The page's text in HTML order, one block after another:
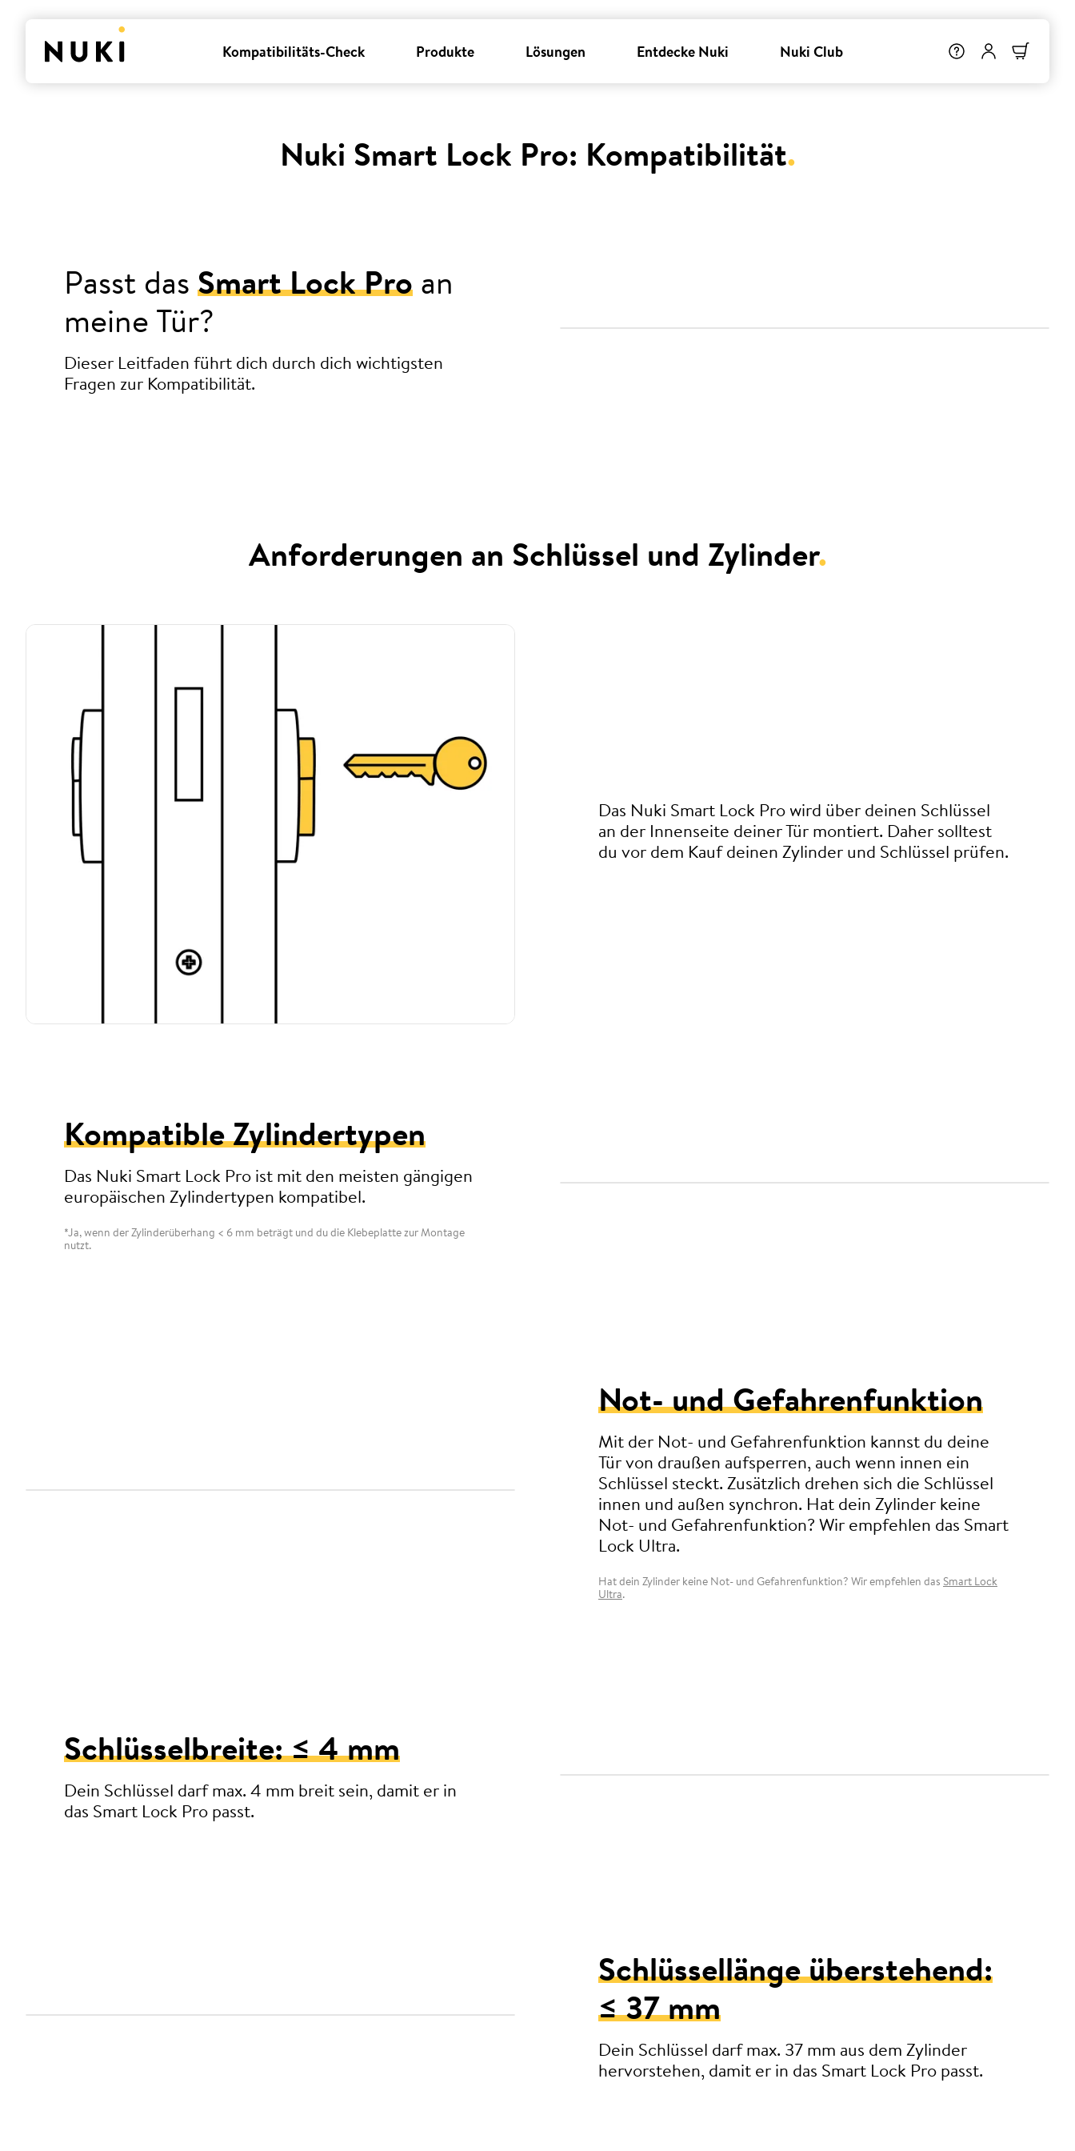
Kompatibilitäts-Check Produkte Lösungen Entdecke Nuki Nuki Club
Nuki Smart Lock Pro: Kompatibilität.
Passt dasSmart Lock Proan
meine Tür?
Dieser Leitfaden führt dich durch dich wichtigsten
Fragen zur Kompatibilität.
Anforderungen an Schlüssel und Zylinder.
Das Nuki Smart Lock Pro wird über deinen Schlüssel
an der Innenseite deiner Tür montiert. Daher solltest
du vor dem Kauf deinen Zylinder und Schlüssel prüfen.
Kompatible Zylindertypen
Das Nuki Smart Lock Pro ist mit den meisten gängigen
europäischen Zylindertypen kompatibel.
*Ja, wenn der Zylinderüberhang < 6 mm beträgt und du die Klebeplatte zur Montage
nutzt.
Not- und Gefahrenfunktion
Mit der Not- und Gefahrenfunktion kannst du deine
Tür von draußen aufsperren, auch wenn innen ein
Schlüssel steckt. Zusätzlich drehen sich die Schlüssel
innen und außen synchron. Hat dein Zylinder keine
Not- und Gefahrenfunktion? Wir empfehlen das Smart
Lock Ultra.
Hat dein Zylinder keine Not- und Gefahrenfunktion? Wir empfehlen das Smart Lock
Ultra.
Schlüsselbreite: ≤ 4 mm
Dein Schlüssel darf max. 4 mm breit sein, damit er in
das Smart Lock Pro passt.
Schlüssellänge überstehend:
≤ 37 mm
Dein Schlüssel darf max. 37 mm aus dem Zylinder
hervorstehen, damit er in das Smart Lock Pro passt.